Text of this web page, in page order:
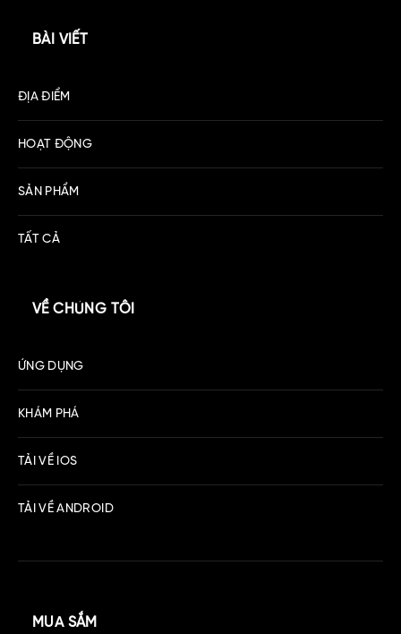
BÀI VIẾT
ĐỊA ĐIỂM
HOẠT ĐỘNG
SẢN PHẨM
TẤT CẢ
VỀ CHÚNG TÔI
ỨNG DỤNG
KHÁM PHÁ
TẢI VỀ IOS
TẢI VỀ ANDROID
MUA SẮM